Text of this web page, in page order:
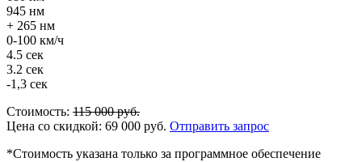
945 нм
+ 265 нм
0-100 км/ч
4.5 сек
3.2 сек
-1,3 сек
Стоимость: 115 000руб.
Цена со скидкой: 69 000 руб. Отправить запрос
*Стоимость указана только за программное обеспечение